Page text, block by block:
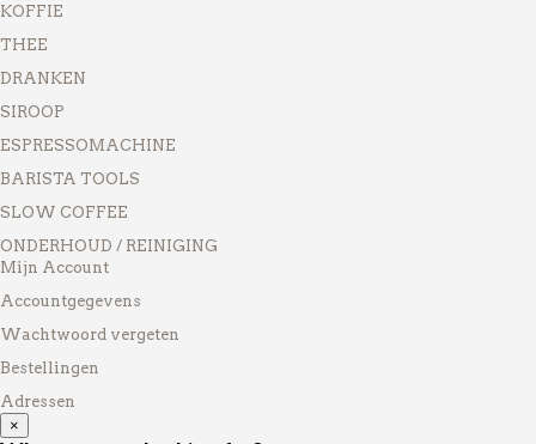
KOFFIE
THEE
DRANKEN
SIROOP
ESPRESSOMACHINE
BARISTA TOOLS
SLOW COFFEE
ONDERHOUD / REINIGING
Mijn Account
Accountgegevens
Wachtwoord vergeten
Bestellingen
Adressen
×